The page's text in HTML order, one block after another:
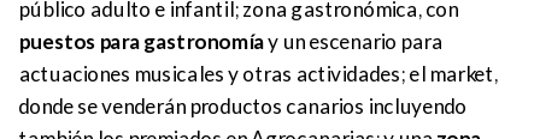
público adulto e infantil; zona gastronómica, con
puestos para gastronomíay un escenario para
actuaciones musicales y otras actividades; el market,
donde se venderán productos canarios incluyendo